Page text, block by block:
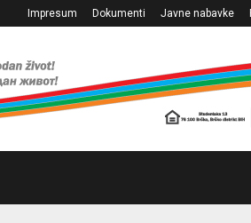
Impresum Dokumenti Javne nabavke